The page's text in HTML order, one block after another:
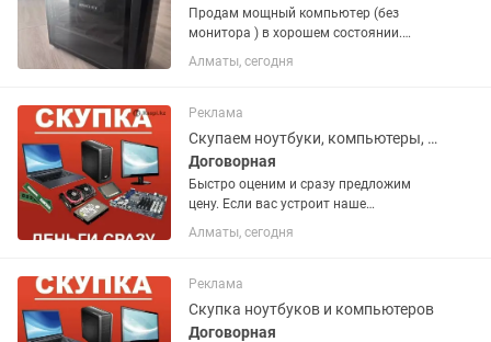
Продам мощный компьютер (без
монитора ) в хорошем состоянии.
Подойдет для современных игр,
работы, программирования, монтажа
Алматы, сегодня
Реклама
Скупаем ноутбуки, компьютеры, телефоны и игровые приставки.
Договорная
Быстро оценим и сразу предложим
цену. Если вас устроит наше
предложение, вы получите деньги в
день обращения. Покупаем: Ноутбуки
Алматы, сегодня
Реклама
Скупка ноутбуков и компьютеров
Договорная